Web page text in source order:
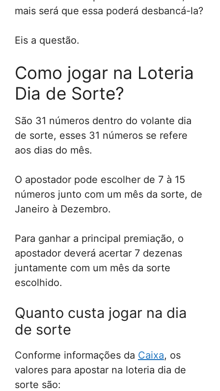
mais será que essa poderá desbancá-la?
Eis a questão.
Como jogar na Loteria
Dia de Sorte?
São 31 números dentro do volante dia
de sorte, esses 31 números se refere
aos dias do mês.
O apostador pode escolher de 7 à 15
números junto com um mês da sorte, de
Janeiro à Dezembro.
Para ganhar a principal premiação, o
apostador deverá acertar 7 dezenas
juntamente com um mês da sorte
escolhido.
Quanto custa jogar na dia
de sorte
Conforme informações da Caixa, os
valores para apostar na loteria dia de
sorte são: